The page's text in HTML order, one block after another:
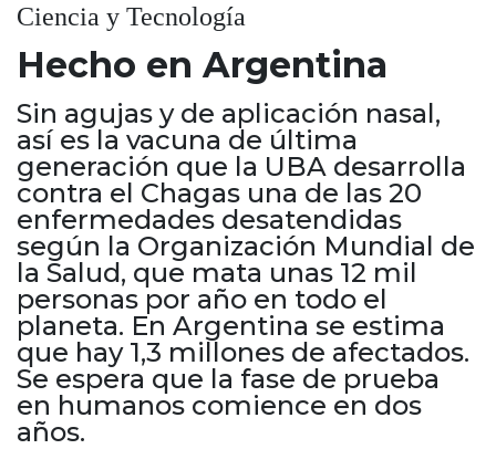
Córdoba, la Docta
Ambiente y sustentabilidad
Deportes
Córdoba diverse
Córdoba independiente
Nacionales
Internacionales
Humor
Villa María y zona
San Francisco y zona
Traslasierra
Punilla / Carlos Paz
Alta Gracia
Marcos Juárez
Río Primero
Valle de Calamuchita
Jesús María y norte
Cruz del Eje
Corredor de Ansenuza
La Carlota y zona
Laboulaye y sur
Bell Ville
Ciencia y Tecnología
Hecho en Argentina
Sin agujas y de aplicación nasal,
así es la vacuna de última
generación que la UBA desarrolla
contra el Chagas una de las 20
enfermedades desatendidas
según la Organización Mundial de
la Salud, que mata unas 12 mil
personas por año en todo el
planeta. En Argentina se estima
que hay 1,3 millones de afectados.
Se espera que la fase de prueba
en humanos comience en dos
años.